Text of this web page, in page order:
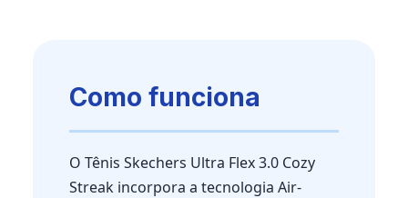
Como funciona
O Tênis Skechers Ultra Flex 3.0 Cozy
Streak incorpora a tecnologia Air-